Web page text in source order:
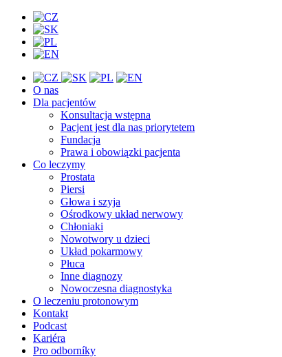
O nas
Dla pacjentów
Konsultacja wstępna
Pacjent jest dla nas priorytetem
Fundacja
Prawa i obowiązki pacjenta
Co leczymy
Prostata
Piersi
Głowa i szyja
Ośrodkowy układ nerwowy
Chłoniaki
Nowotwory u dzieci
Układ pokarmowy
Płuca
Inne diagnozy
Nowoczesna diagnostyka
O leczeniu protonowym
Kontakt
Podcast
Kariéra
Pro odborníky